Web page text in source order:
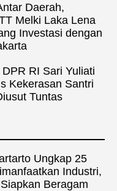
Daerah,
Melki Laka Lena
Investasi dengan
RI Sari Yuliati
Kekerasan Santri
Tuntas
Ungkap 25
Industri,
Beragam